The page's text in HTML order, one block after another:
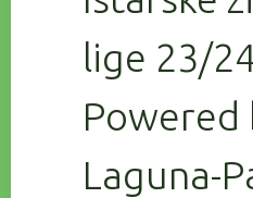
lige 23/
Powered
Laguna-